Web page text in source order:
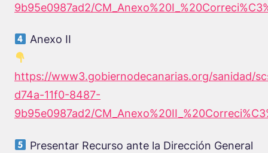
9b95e0987ad2/
Anexo II
https://www3.gobiernodecanarias.org/sanidad/
d74a-11f0-8487-
9b95e0987ad2/
Presentar Recurso ante la Dirección General